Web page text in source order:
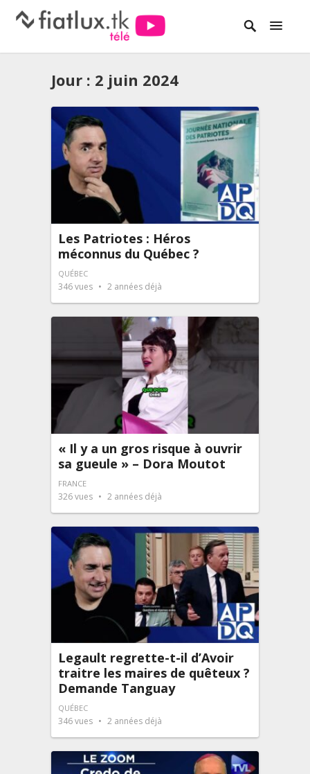
Jour : 2 juin 2024
Les Patriotes : Héros
méconnus du Québec ?
QUÉBEC
346vues 2 années déjà
« Il y a un gros risque à ouvrir
sa gueule » – Dora Moutot
FRANCE
326vues 2 années déjà
Legault regrette-t-il d’Avoir
traitre les maires de quêteux ?
Demande Tanguay
QUÉBEC
346vues 2 années déjà